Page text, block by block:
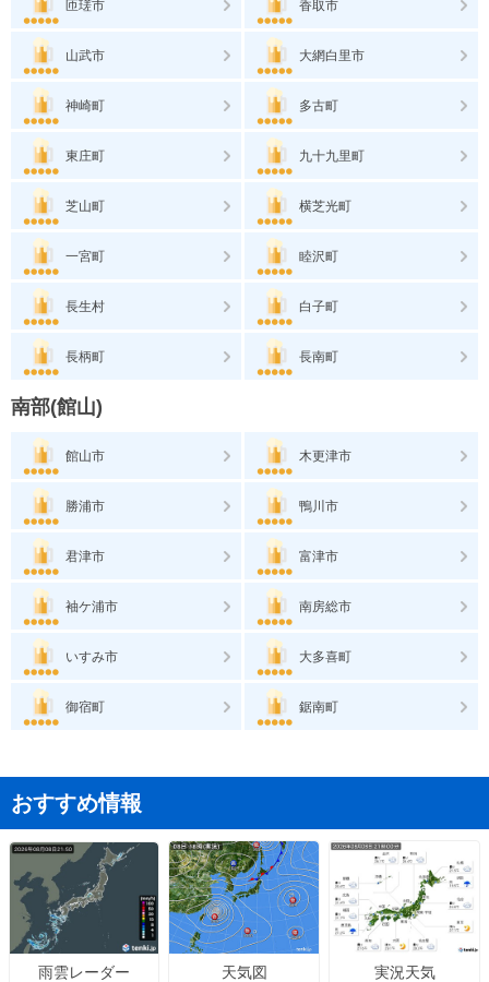
匝瑳市 香取市
山武市 大網白里市
神崎町 多古町
東庄町 九十九里町
芝山町 横芝光町
一宮町 睦沢町
長生村 白子町
長柄町 長南町
南部(館山)
館山市 木更津市
勝浦市 鴨川市
君津市 富津市
袖ケ浦市 南房総市
いすみ市 大多喜町
御宿町 鋸南町
おすすめ情報
雨雲レーダー 天気図 実況天気